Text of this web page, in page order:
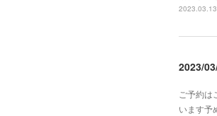
2023/
ご予約
います予